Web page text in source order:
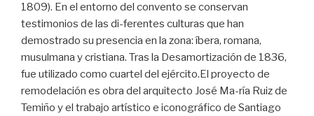
1809). En el entorno del convento se conservan
testimonios de las di-ferentes culturas que han
demostrado su presencia en la zona: íbera, romana,
musulmana y cristiana. Tras la Desamortización de 1836,
fue utilizado como cuartel del ejército.El proyecto de
remodelación es obra del arquitecto José Ma-ría Ruiz de
Temiño y el trabajo artístico e iconográfico de Santiago